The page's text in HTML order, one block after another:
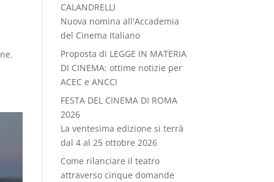
CALANDRELLI
Nuova nomina all'Accademia
del Cinema Italiano
Proposta di LEGGE IN MATERIA
DI CINEMA: ottime notizie per
ACEC e ANCCI
FESTA DEL CINEMA DI ROMA
2026
La ventesima edizione si terrà
dal 4 al 25 ottobre 2026
Come rilanciare il teatro
attraverso cinque domande